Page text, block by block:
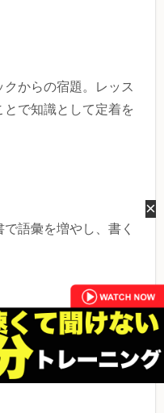
からの宿題。レッス
で知識として定着を
語彙を増やし、書く
とで英語表現の幅を
×